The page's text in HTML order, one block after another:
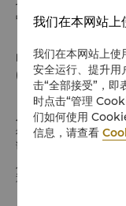
中国浙江省宁波市 豫源
电话
(86 574) 8799 8888
入住 / 退房
希望您入住愉快
请留意入住/退房时间:
退房：中午12时
我们在本网站
我们在本网站上
安全运行、提升用
击“全部接受”，
时点击“管理
们如何使用
信息，请查看